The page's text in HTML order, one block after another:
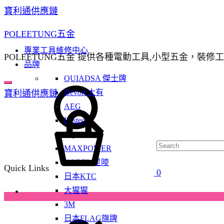
寶利通供應鏈
POLEETUNG五金
POLEETUNG五金 提供各種電動工具,小型五金，裝修
Quick Links
專業工具維修中心
品牌
QUIADSA 傑士牌
Devon 大有
AEG
Bestech
Super Glue
MAXPOWER
KOREL 星嘜
日本KTC
大猩猩
3M
日本FLAG旗牌
寶利通供應鏈
0